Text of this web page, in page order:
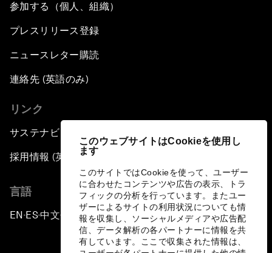
このウェブサイトはCookieを使用し
ます
このサイトではCookieを使って、ユーザー
に合わせたコンテンツや広告の表示、トラ
フィックの分析を行っています。またユー
ザーによるサイトの利用状況についても情
報を収集し、ソーシャルメディアや広告配
信、データ解析の各パートナーに情報を共
有しています。ここで収集された情報は、
参加する（個人、組織）
プレスリリース登録
ニュースレター購読
連絡先 (英語のみ)
リンク
サステナビリティへの取り組み
採用情報 (英語のみ)
言語
EN ▪ES▪中文▪ 日本語